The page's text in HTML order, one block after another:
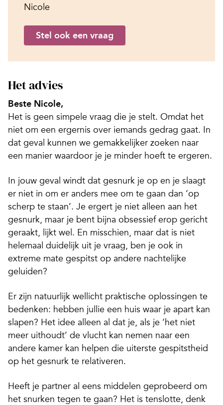
Nicole
Stel ook een vraag
Het advies
Beste Nicole,
Het is geen simpele vraag die je stelt. Omdat het
niet om een ergernis over iemands gedrag gaat. In
dat geval kunnen we gemakkelijker zoeken naar
een manier waardoor je je minder hoeft te ergeren.
In jouw geval windt dat gesnurk je op en je slaagt
er niet in om er anders mee om te gaan dan ‘op
scherp te staan’. Je ergert je niet alleen aan het
gesnurk, maar je bent bijna obsessief erop gericht
geraakt, lijkt wel. En misschien, maar dat is niet
helemaal duidelijk uit je vraag, ben je ook in
extreme mate gespitst op andere nachtelijke
geluiden?
Er zijn natuurlijk wellicht praktische oplossingen te
bedenken: hebben jullie een huis waar je apart kan
slapen? Het idee alleen al dat je, als je ‘het niet
meer uithoudt’ de vlucht kan nemen naar een
andere kamer kan helpen die uiterste gespitstheid
op het gesnurk te relativeren.
Heeft je partner al eens middelen geprobeerd om
het snurken tegen te gaan? Het is tenslotte, denk